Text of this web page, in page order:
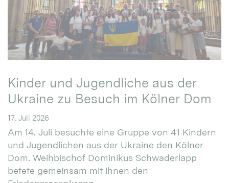
Kinder und Jugendliche aus der
Ukraine zu Besuch im Kölner Dom
17. Juli 2026
Am 14. Juli besuchte eine Gruppe von 41 Kindern
und Jugendlichen aus der Ukraine den Kölner
Dom. Weihbischof Dominikus Schwaderlapp
betete gemeinsam mit ihnen den